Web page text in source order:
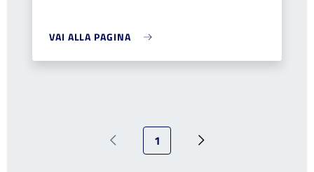
VAI ALLA PAGINA
Pagina precedente
Pagina attuale
1 Prossima pagina